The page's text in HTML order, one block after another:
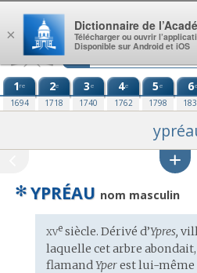
Aller au contenu
1re
1694
2e
1718
3e
1740
4e
1762
5e
1798
6e
✻ YPRÉAU nom masculin
Étymologie
:
xvesiècle. Dérivé d’Ypres,
laquelle cet arbre
flamandYperest lui-même
×
Dictionnaire de
Télécharger ou ouvrir
Disponible sur Android et iOS